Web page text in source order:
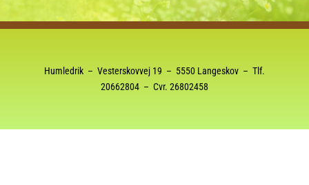
Humledrik – Vesterskovvej 19 – 5550 Langeskov – Tlf.
20662804– Cvr. 26802458